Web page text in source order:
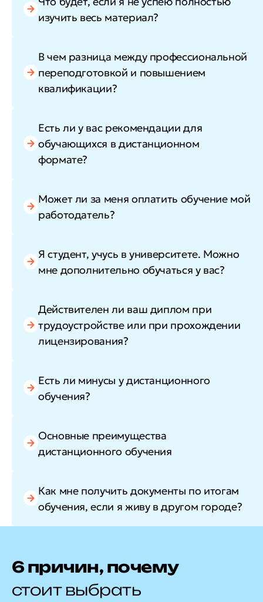
изучить весь материал?
В чем разница между профессиональной
переподготовкой и повышением
квалификации?
Есть ли у вас рекомендации для
обучающихся в дистанционном
формате?
Может ли за меня оплатить обучение мой
работодатель?
Я студент, учусь в университете. Можно
мне дополнительно обучаться у вас?
Действителен ли ваш диплом при
трудоустройстве или при прохождении
лицензирования?
Есть ли минусы у дистанционного
обучения?
Основные преимущества
дистанционного обучения
Как мне получить документы по итогам
обучения, если я живу в другом городе?
6 причин, почему
стоит выбрать